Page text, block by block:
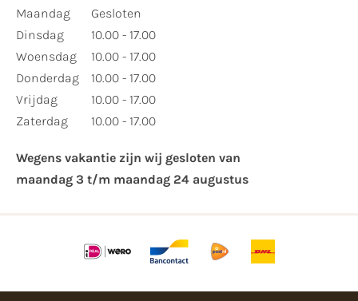
Maandag
Dinsdag
Woensdag
Donderdag
Vrijdag
Zaterdag
Gesloten
10.00 - 17.00
10.00 - 17.00
10.00 - 17.00
10.00 - 17.00
10.00 - 17.00
Wegens vakantie zijn wij gesloten van ​
maandag 3 t/m maandag 24 augustus